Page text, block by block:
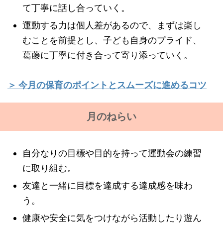
て丁寧に話し合っていく。
運動する力は個人差があるので、まずは楽し
むことを前提とし、子ども自身のプライド、
葛藤に丁寧に付き合って寄り添っていく。
＞ 今月の保育のポイントとスムーズに進めるコツ
月のねらい
自分なりの目標や目的を持って運動会の練習
に取り組む。
友達と一緒に目標を達成する達成感を味わ
う。
健康や安全に気をつけながら活動したり遊ん